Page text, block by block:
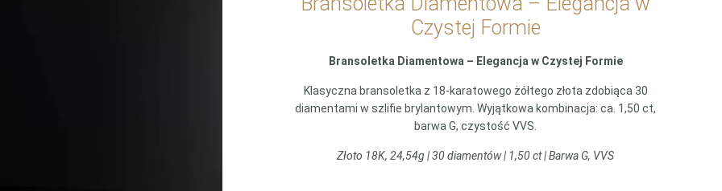
Czystej Formie
Bransoletka Diamentowa – Elegancja w Czystej Formie
Klasyczna bransoletka z 18-karatowego żółtego złota zdobiąca 30
diamentami w szlifie brylantowym. Wyjątkowa kombinacja: ca. 1,50 ct,
barwa G, czystość VVS.
Złoto 18K, 24,54g | 30 diamentów | 1,50 ct | Barwa G, VVS